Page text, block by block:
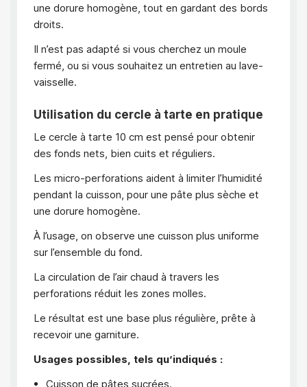
une dorure homogène, tout en gardant des bords
droits.
Il n’est pas adapté si vous cherchez un moule
fermé, ou si vous souhaitez un entretien au lave-
vaisselle.
Utilisation du cercle à tarte en pratique
Le cercle à tarte 10 cm est pensé pour obtenir
des fonds nets, bien cuits et réguliers.
Les micro-perforations aident à limiter l’humidité
pendant la cuisson, pour une pâte plus sèche et
une dorure homogène.
À l’usage, on observe une cuisson plus uniforme
sur l’ensemble du fond.
La circulation de l’air chaud à travers les
perforations réduit les zones molles.
Le résultat est une base plus régulière, prête à
recevoir une garniture.
Usages possibles, tels qu’indiqués :
Cuisson de pâtes sucrées.